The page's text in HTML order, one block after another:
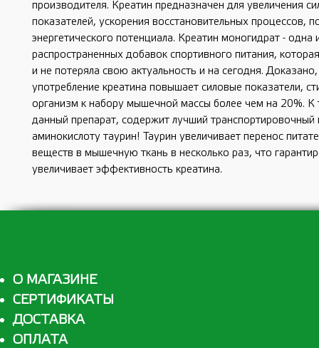
производителя. Креатин предназначен для увеличения
показателей, ускорения восстановительных процессов,
энергетического потенциала. Креатин моногидрат - одна
распространенных добавок спортивного питания,
и не потеряла свою актуальность и на сегодня.
употребление креатина повышает силовые показатели,
организм к набору мышечной массы более чем на 20%.
данный препарат, содержит лучший транспортировочный
аминокислоту таурин! Таурин увеличивает перенос
веществ в мышечную ткань в несколько раз, что
увеличивает эффективность креатина.
О МАГАЗИНЕ
СЕРТИФИКАТЫ
ДОСТАВКА
ОПЛАТА